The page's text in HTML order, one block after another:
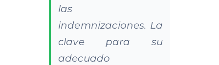
las
indemnizaciones. La
clave para su
adecuado